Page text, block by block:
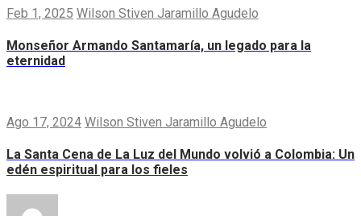
Feb 1, 2025 Wilson Stiven Jaramillo Agudelo
Monseñor Armando Santamaría, un legado para la
eternidad
Ago 17, 2024 Wilson Stiven Jaramillo Agudelo
La Santa Cena de La Luz del Mundo volvió a Colombia: Un
edén espiritual para los fieles